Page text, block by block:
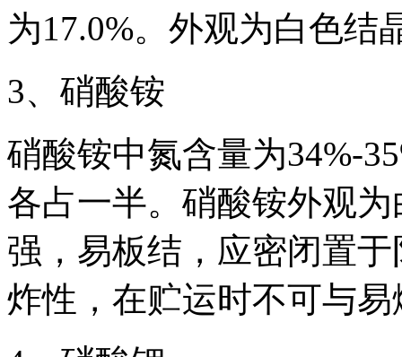
为17.0%。外观为白色结
3、硝酸铵
硝酸铵中氮含量为34%-
各占一半。硝酸铵外观
强，易板结，应密闭置
炸性，在贮运时不可与